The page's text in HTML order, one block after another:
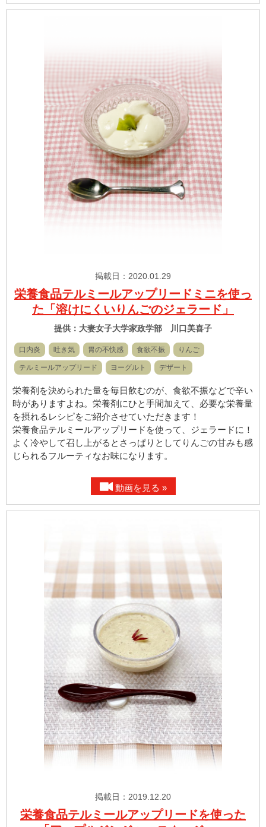
掲載日：2020.01.29
栄養食品テルミールアップリードミニを使っ
た「溶けにくいりんごのジェラード」
提供：大妻女子大学家政学部 川口美喜子
口内炎 吐き気 胃の不快感 食欲不振 りんご
テルミールアップリード ヨーグルト デザート
栄養剤を決められた量を毎日飲むのが、食欲不振などで辛い
時がありますよね。栄養剤にひと手間加えて、必要な栄養量
を摂れるレシピをご紹介させていただきます！
栄養食品テルミールアップリードを使って、ジェラードに！
よく冷やして召し上がるとさっぱりとしてりんごの甘みも感
じられるフルーティなお味になります。
動画を見る »
掲載日：2019.12.20
栄養食品テルミールアップリードを使った